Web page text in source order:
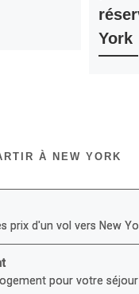
York
À NEW YORK
prix d'un vol vers New
pour votre séjour